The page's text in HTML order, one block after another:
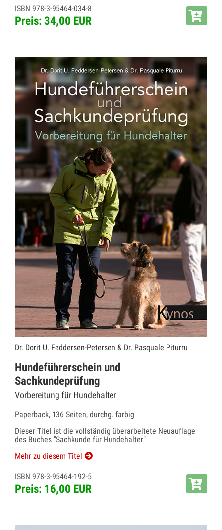
ISBN 978-3-95464-034-8
Preis: 34,00 EUR
Dr. Dorit U. Feddersen-Petersen & Dr. Pasquale Piturru
Hundeführerschein und
Sachkundeprüfung
Vorbereitung für Hundehalter
Paperback, 136 Seiten, durchg. farbig
Dieser Titel ist die vollständig überarbeitete Neuauflage
des Buches "Sachkunde für Hundehalter"
Mehr zu diesem Titel
ISBN 978-3-95464-192-5
Preis: 16,00 EUR